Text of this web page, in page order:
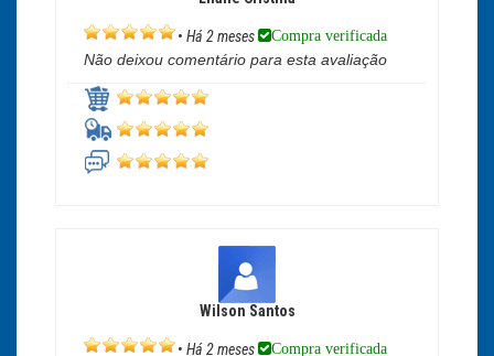
• Há 2 meses Compra verificada
Não deixou comentário para esta avaliação
Wilson Santos
• Há 2 meses Compra verificada